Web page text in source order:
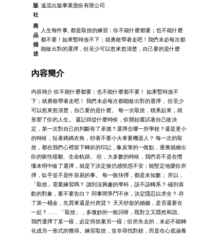
版
社
遠流出版事業股份有限公司
商
品
描
述
人生每件事, 都是取捨的練習：你不能什麼都要；也不能什麼
都不要！如果暫時放不下；就勇敢帶著走吧！我們未必每次都
能做出對的選擇，但至少可以愈來愈清楚，自己要的是什麼
內容簡介
內容簡介 你不能什麼都要；也不能什麼都不要！ 如果暫時放不
下；就勇敢帶著走吧！ 我們未必每次都能做出對的選擇， 但至少
可以愈來愈清楚，自己要的是什麼。 每一次取捨，積累起來，就
形塑了你的人生。 還記得從什麼時候，你開始嘗試著自己做決
定，第一次對自己的判斷有了承擔？選擇念哪一所學校？還是更小
的時候，扯著媽媽衣角，吵著不要小火車要機器人？ 每一次的取
捨，都在我們心裡留下轉折的印記，像炭筆的一個點，逐漸描繪出
你的個性樣貌、生命軌跡。 但，大多數的時候，我們若不是在懵
懂未明中做了選擇，就是下決定後仍感惶惑不安；能堅定地愛你所
擇，似乎並不是件容易的事。 每一個抉擇，都是未知數； 所以，
「取捨」需要練習嗎？ 讀到沒興趣的學科，該不該轉系？‧碰到喜
歡的對象，要不要告白？ 同事間爭鬥不休，決定隱忍以求全？‧存
了第一桶金，先買車還是付房貸？ 天天吵架的婚姻，是否還要在
一起？…… 「取捨」，多微妙的一個詞呀，既對立又隱然和諧。
我們選擇了某一樣，必定得捨棄另一樣；但所失去的，未必不能轉
化成另一形式的獲得。練習取捨，並非尋找對錯，而是在心底涵養